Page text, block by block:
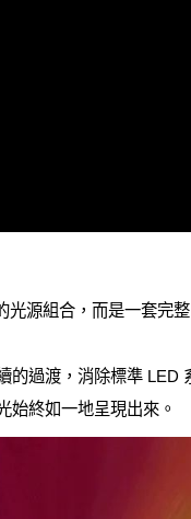
源組合，而是一套完
過渡，消除標準 LED
終如一地呈現出來。